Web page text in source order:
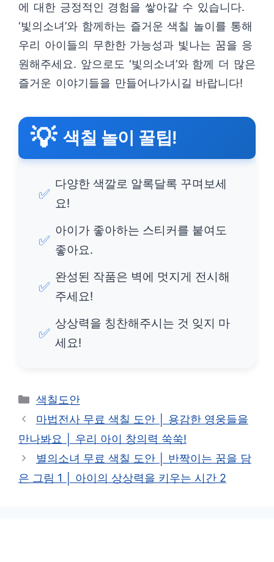
에 대한 긍정적인 경험을 쌓아갈 수 있습니다.
‘빛의소녀’와 함께하는 즐거운 색칠 놀이를 통해
우리 아이들의 무한한 가능성과 빛나는 꿈을 응
원해주세요. 앞으로도 ‘빛의소녀’와 함께 더 많은
즐거운 이야기들을 만들어나가시길 바랍니다!
💡 색칠 놀이 꿀팁!
✅
다양한 색깔로 알록달록 꾸며보세
요!
✅
아이가 좋아하는 스티커를 붙여도
좋아요.
✅
완성된 작품은 벽에 멋지게 전시해
주세요!
✅
상상력을 칭찬해주시는 것 잊지 마
세요!
카
테
리
색칠도안
마법전사 무료 색칠 도안 │ 용감한 영웅들을
만나봐요 │ 우리 아이 창의력 쑥쑥!
별의소녀 무료 색칠 도안 │ 반짝이는 꿈을 담
은 그림 1 │ 아이의 상상력을 키우는 시간 2